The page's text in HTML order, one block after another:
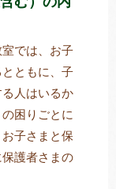
では、お子
ともに、子
人はいるか
困りごとに
子さまと保
護者さまの